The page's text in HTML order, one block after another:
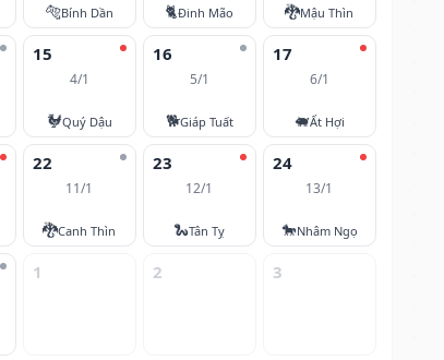
🐅Bính Dần 🐈Đinh Mão 🐉Mậu Thìn
15
4/1
🐓Quý Dậu
16
5/1
🐕Giáp Tuất
17
6/1
🐖Ất Hợi
22
11/1
🐉Canh Thìn
23
12/1
🐍Tân Tỵ
24
13/1
🐎Nhâm Ngọ
1 2 3